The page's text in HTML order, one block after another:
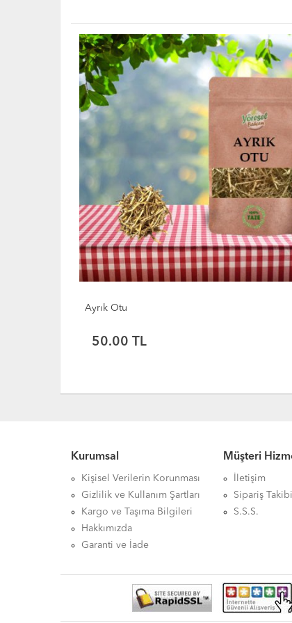
fiyatları, Yöresel Bahçem Ayrık Otu 30gr detayları, Yöresel Bahçem Ayrık Otu 30gr
alınır, Yöresel Bahçem Ayrık Otu 30gr ürünü nerelerde satılıyor, Yöresel Bahçem Ayrık Otu
ürünü faydaları neler, Yöresel Bahçem Ayrık Otu 30gr zararları, Yöresel Bahçem Ayrık Otu
mideye dokunurmu, Yöresel Bahçem Ayrık Otu 30gr her gün kullanılırmı, Yöresel Bahçem
Ayrık Otu
50.00 TL
Kurumsal
Kişisel Verilerin Korunması
Gizlilik ve Kullanım Şartları
Kargo ve Taşıma Bilgileri
Hakkımızda
Garanti ve İade
Müşteri
İletişim
Sipariş Takibi
S.S.S.